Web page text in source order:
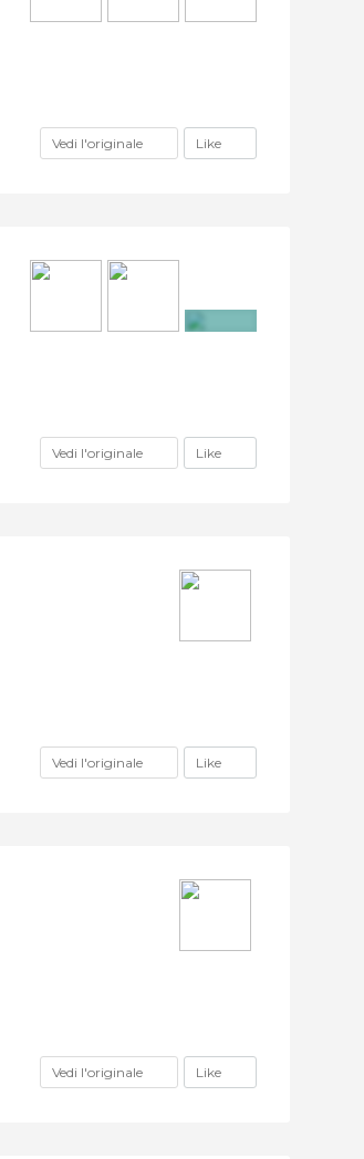
Vedi l'originale Like
Vedi l'originale Like
Vedi l'originale Like
Vedi l'originale Like